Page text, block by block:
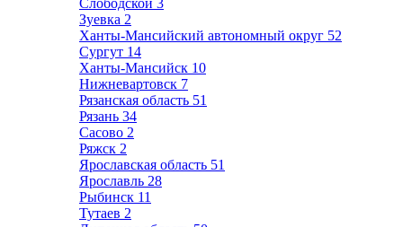
Слободской 3
Зуевка 2
Ханты-Мансийский автономный округ 52
Сургут 14
Ханты-Мансийск 10
Нижневартовск 7
Рязанская область 51
Рязань 34
Сасово 2
Ряжск 2
Ярославская область 51
Ярославль 28
Рыбинск 11
Тутаев 2